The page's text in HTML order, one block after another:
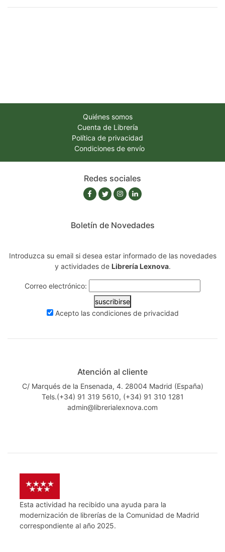
Quiénes somos
Cuenta de Librería
Política de privacidad
Condiciones de envío
Redes sociales
Boletín de Novedades
Introduzca su email si desea estar informado de las novedades
y actividades de Librería Lexnova.
Correo electrónico:
suscribirse
Acepto las condiciones de privacidad
Atención al cliente
C/ Marqués de la Ensenada, 4. 28004 Madrid (España)
Tels.(+34) 91 319 5610, (+34) 91 310 1281
admin@librerialexnova.com
Esta actividad ha recibido una ayuda para la
modernización de librerías de la Comunidad de Madrid
correspondiente al año 2025.